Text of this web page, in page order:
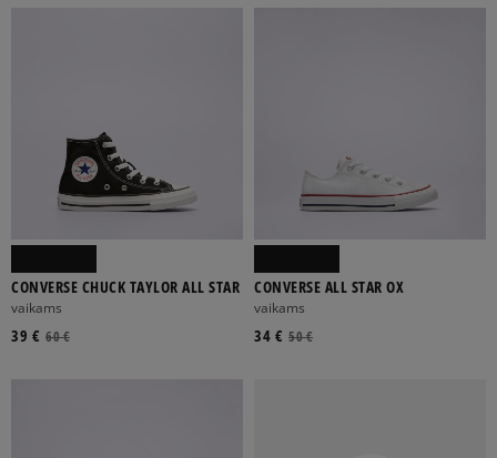
CONVERSE CHUCK TAYLOR ALL STAR
vaikams
60 €
39 €
CONVERSE ALL STAR OX
vaikams
50 €
34 €